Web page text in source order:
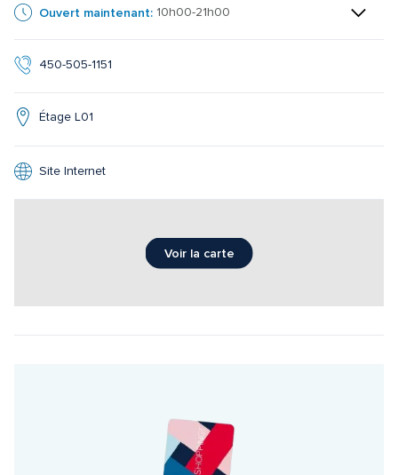
Ouvert maintenant: 10h00-21h00
450-505-1151
Étage L01
Site Internet
Voir la carte